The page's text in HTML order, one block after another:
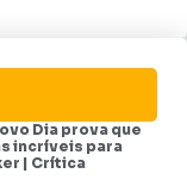
Dia prova que
incríveis para
| Crítica